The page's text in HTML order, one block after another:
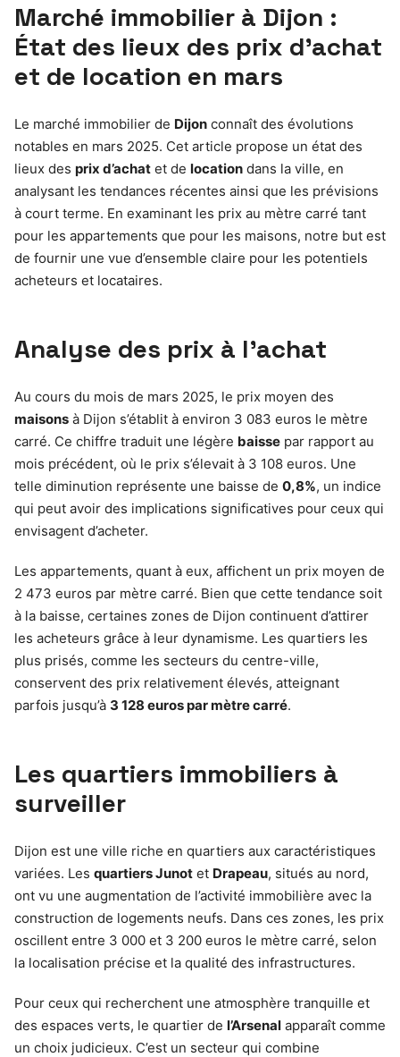
Marché immobilier à Dijon :
État des lieux des prix d’achat
et de location en mars
Le marché immobilier de Dijon connaît des évolutions
notables en mars 2025. Cet article propose un état des
lieux des prix d’achat et de location dans la ville, en
analysant les tendances récentes ainsi que les prévisions
à court terme. En examinant les prix au mètre carré tant
pour les appartements que pour les maisons, notre but est
de fournir une vue d’ensemble claire pour les potentiels
acheteurs et locataires.
Analyse des prix à l’achat
Au cours du mois de mars 2025, le prix moyen des
maisons à Dijon s’établit à environ 3 083 euros le mètre
carré. Ce chiffre traduit une légère baisse par rapport au
mois précédent, où le prix s’élevait à 3 108 euros. Une
telle diminution représente une baisse de 0,8%, un indice
qui peut avoir des implications significatives pour ceux qui
envisagent d’acheter.
Les appartements, quant à eux, affichent un prix moyen de
2 473 euros par mètre carré. Bien que cette tendance soit
à la baisse, certaines zones de Dijon continuent d’attirer
les acheteurs grâce à leur dynamisme. Les quartiers les
plus prisés, comme les secteurs du centre-ville,
conservent des prix relativement élevés, atteignant
parfois jusqu’à 3 128 euros par mètre carré.
Les quartiers immobiliers à
surveiller
Dijon est une ville riche en quartiers aux caractéristiques
variées. Les quartiers Junot et Drapeau, situés au nord,
ont vu une augmentation de l’activité immobilière avec la
construction de logements neufs. Dans ces zones, les prix
oscillent entre 3 000 et 3 200 euros le mètre carré, selon
la localisation précise et la qualité des infrastructures.
Pour ceux qui recherchent une atmosphère tranquille et
des espaces verts, le quartier de l’Arsenal apparaît comme
un choix judicieux. C’est un secteur qui combine